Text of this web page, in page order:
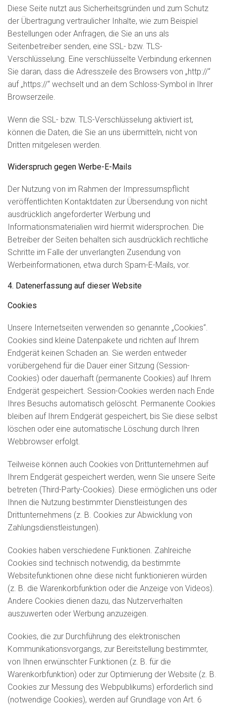
Diese Seite nutzt aus Sicherheitsgründen und zum Schutz
der Übertragung vertraulicher Inhalte, wie zum Beispiel
Bestellungen oder Anfragen, die Sie an uns als
Seitenbetreiber senden, eine SSL- bzw. TLS-
Verschlüsselung. Eine verschlüsselte Verbindung erkennen
Sie daran, dass die Adresszeile des Browsers von „http://“
auf „https://“ wechselt und an dem Schloss-Symbol in Ihrer
Browserzeile.
Wenn die SSL- bzw. TLS-Verschlüsselung aktiviert ist,
können die Daten, die Sie an uns übermitteln, nicht von
Dritten mitgelesen werden.
Widerspruch gegen Werbe-E-Mails
Der Nutzung von im Rahmen der Impressumspflicht
veröffentlichten Kontaktdaten zur Übersendung von nicht
ausdrücklich angeforderter Werbung und
Informationsmaterialien wird hiermit widersprochen. Die
Betreiber der Seiten behalten sich ausdrücklich rechtliche
Schritte im Falle der unverlangten Zusendung von
Werbeinformationen, etwa durch Spam-E-Mails, vor.
4. Datenerfassung auf dieser Website
Cookies
Unsere Internetseiten verwenden so genannte „Cookies“.
Cookies sind kleine Datenpakete und richten auf Ihrem
Endgerät keinen Schaden an. Sie werden entweder
vorübergehend für die Dauer einer Sitzung (Session-
Cookies) oder dauerhaft (permanente Cookies) auf Ihrem
Endgerät gespeichert. Session-Cookies werden nach Ende
Ihres Besuchs automatisch gelöscht. Permanente Cookies
bleiben auf Ihrem Endgerät gespeichert, bis Sie diese selbst
löschen oder eine automatische Löschung durch Ihren
Webbrowser erfolgt.
Teilweise können auch Cookies von Drittunternehmen auf
Ihrem Endgerät gespeichert werden, wenn Sie unsere Seite
betreten (Third-Party-Cookies). Diese ermöglichen uns oder
Ihnen die Nutzung bestimmter Dienstleistungen des
Drittunternehmens (z. B. Cookies zur Abwicklung von
Zahlungsdienstleistungen).
Cookies haben verschiedene Funktionen. Zahlreiche
Cookies sind technisch notwendig, da bestimmte
Websitefunktionen ohne diese nicht funktionieren würden
(z. B. die Warenkorbfunktion oder die Anzeige von Videos).
Andere Cookies dienen dazu, das Nutzerverhalten
auszuwerten oder Werbung anzuzeigen.
Cookies, die zur Durchführung des elektronischen
Kommunikationsvorgangs, zur Bereitstellung bestimmter,
von Ihnen erwünschter Funktionen (z. B. für die
Warenkorbfunktion) oder zur Optimierung der Website (z. B.
Cookies zur Messung des Webpublikums) erforderlich sind
(notwendige Cookies), werden auf Grundlage von Art. 6